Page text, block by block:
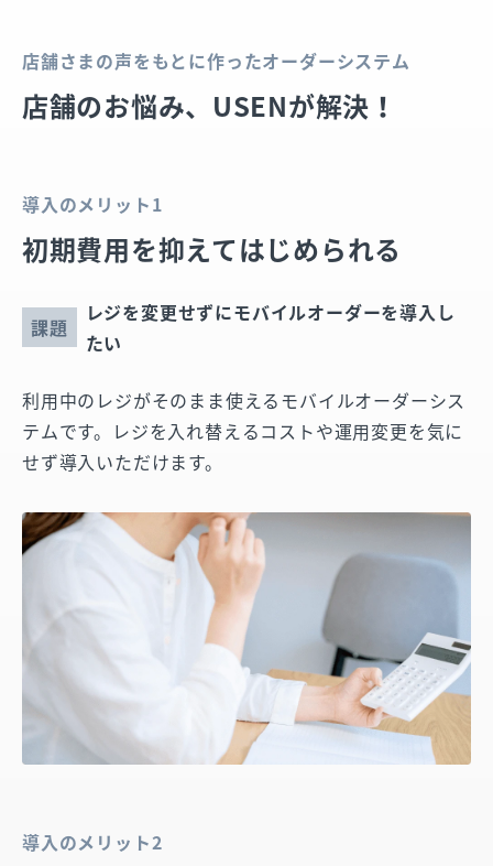
店舗さまの声をもとに作ったオーダーシステム
店舗のお悩み、USENが解決！
導入のメリット1
初期費用を抑えてはじめられる
課題
レジを変更せずにモバイルオーダーを導入し
たい
利用中のレジがそのまま使えるモバイルオーダーシス
テムです。レジを入れ替えるコストや運用変更を気に
せず導入いただけます。
導入のメリット2